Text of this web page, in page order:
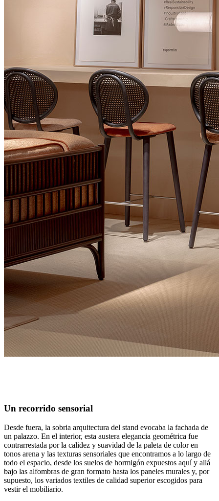
Un recorrido sensorial
Desde fuera, la sobria arquitectura del stand evocaba la fachada de
un palazzo. En el interior, esta austera elegancia geométrica fue
contrarrestada por la calidez y suavidad de la paleta de color en
tonos arena y las texturas sensoriales que encontramos a lo largo de
todo el espacio, desde los suelos de hormigón expuestos aquí y allá
bajo las alfombras de gran formato hasta los paneles murales y, por
supuesto, los variados textiles de calidad superior escogidos para
vestir el mobiliario.